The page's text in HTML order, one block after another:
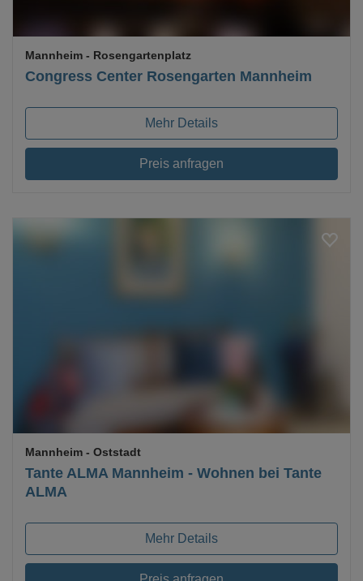
Congress Center Rosengarten Mannheim
Mannheim - Rosengartenplatz
Mehr Details
Preis anfragen
Tante ALMA Mannheim - Wohnen bei Tante
ALMA
Mannheim - Oststadt
Mehr Details